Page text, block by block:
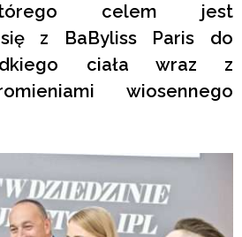
celem jest
z BaByliss Paris do
ciała wraz z
wiosennego